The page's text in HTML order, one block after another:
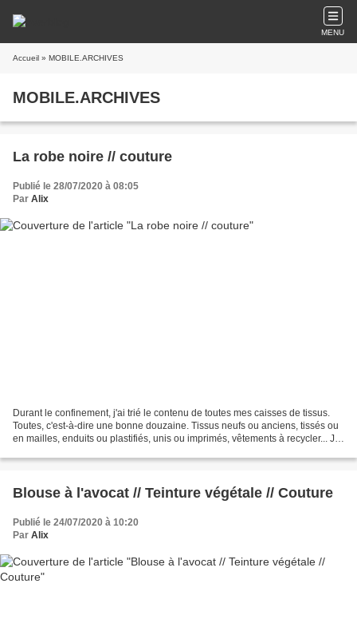
MENU
Accueil » MOBILE.ARCHIVES
MOBILE.ARCHIVES
La robe noire // couture
Publié le 28/07/2020 à 08:05
Par Alix
Durant le confinement, j'ai trié le contenu de toutes mes caisses de tissus.
Toutes, c'est-à-dire une bonne douzaine. Tissus neufs ou anciens, tissés ou
en mailles, enduits ou plastifiés, unis ou imprimés, vêtements à recycler... J'ai
Blouse à l'avocat // Teinture végétale // Couture
Publié le 24/07/2020 à 10:20
Par Alix